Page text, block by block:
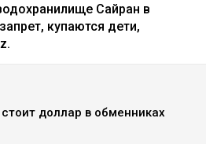
Сайран в
купаются дети,
доллар в обменниках